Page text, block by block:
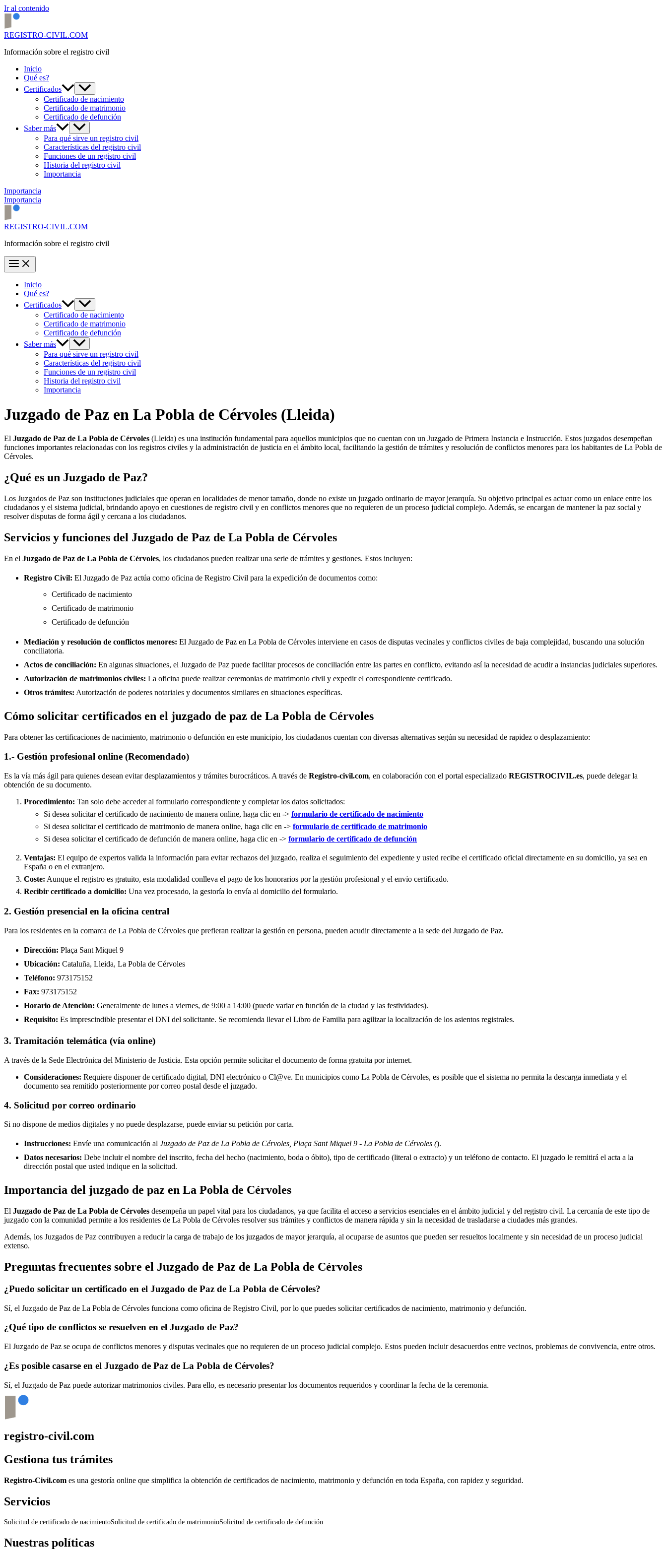
Ir al contenido
REGISTRO-CIVIL.COM
Información sobre el registro civil
Inicio
Qué es?
Certificados
Certificado de nacimiento
Certificado de matrimonio
Certificado de defunción
Saber más
Para qué sirve un registro civil
Características del registro civil
Funciones de un registro civil
Historia del registro civil
Importancia
Importancia
Importancia
REGISTRO-CIVIL.COM
Información sobre el registro civil
Inicio
Qué es?
Certificados
Certificado de nacimiento
Certificado de matrimonio
Certificado de defunción
Saber más
Para qué sirve un registro civil
Características del registro civil
Funciones de un registro civil
Historia del registro civil
Importancia
Juzgado de Paz en La Pobla de Cérvoles (Lleida)
El Juzgado de Paz de La Pobla de Cérvoles (Lleida) es una institución fundamental para aquellos municipios que no cuentan con un Juzgado de Primera Instancia e Instrucción. Estos juzgados desempeñan
funciones importantes relacionadas con los registros civiles y la administración de justicia en el ámbito local, facilitando la gestión de trámites y resolución de conflictos menores para los habitantes de La Pobla de
Cérvoles.
¿Qué es un Juzgado de Paz?
Los Juzgados de Paz son instituciones judiciales que operan en localidades de menor tamaño, donde no existe un juzgado ordinario de mayor jerarquía. Su objetivo principal es actuar como un enlace entre los
ciudadanos y el sistema judicial, brindando apoyo en cuestiones de registro civil y en conflictos menores que no requieren de un proceso judicial complejo. Además, se encargan de mantener la paz social y
resolver disputas de forma ágil y cercana a los ciudadanos.
Servicios y funciones del Juzgado de Paz de La Pobla de Cérvoles
En el Juzgado de Paz de La Pobla de Cérvoles, los ciudadanos pueden realizar una serie de trámites y gestiones. Estos incluyen:
Registro Civil: El Juzgado de Paz actúa como oficina de Registro Civil para la expedición de documentos como:
Certificado de nacimiento
Certificado de matrimonio
Certificado de defunción
Mediación y resolución de conflictos menores: El Juzgado de Paz en La Pobla de Cérvoles interviene en casos de disputas vecinales y conflictos civiles de baja complejidad, buscando una solución
conciliatoria.
Actos de conciliación: En algunas situaciones, el Juzgado de Paz puede facilitar procesos de conciliación entre las partes en conflicto, evitando así la necesidad de acudir a instancias judiciales superiores.
Autorización de matrimonios civiles: La oficina puede realizar ceremonias de matrimonio civil y expedir el correspondiente certificado.
Otros trámites: Autorización de poderes notariales y documentos similares en situaciones específicas.
Cómo solicitar certificados en el juzgado de paz de La Pobla de Cérvoles
Para obtener las certificaciones de nacimiento, matrimonio o defunción en este municipio, los ciudadanos cuentan con diversas alternativas según su necesidad de rapidez o desplazamiento:
1.- Gestión profesional online (Recomendado)
Es la vía más ágil para quienes desean evitar desplazamientos y trámites burocráticos. A través de Registro-civil.com, en colaboración con el portal especializado REGISTROCIVIL.es, puede delegar la
obtención de su documento.
Procedimiento: Tan solo debe acceder al formulario correspondiente y completar los datos solicitados:
Si desea solicitar el certificado de nacimiento de manera online, haga clic en -> formulario de certificado de nacimiento
Si desea solicitar el certificado de matrimonio de manera online, haga clic en -> formulario de certificado de matrimonio
Si desea solicitar el certificado de defunción de manera online, haga clic en -> formulario de certificado de defunción
Ventajas: El equipo de expertos valida la información para evitar rechazos del juzgado, realiza el seguimiento del expediente y usted recibe el certificado oficial directamente en su domicilio, ya sea en
España o en el extranjero.
Coste: Aunque el registro es gratuito, esta modalidad conlleva el pago de los honorarios por la gestión profesional y el envío certificado.
Recibir certificado a domicilio: Una vez procesado, la gestoría lo envía al domicilio del formulario.
2. Gestión presencial en la oficina central
Para los residentes en la comarca de La Pobla de Cérvoles que prefieran realizar la gestión en persona, pueden acudir directamente a la sede del Juzgado de Paz.
Dirección: Plaça Sant Miquel 9
Ubicación: Cataluña, Lleida, La Pobla de Cérvoles
Teléfono: 973175152
Fax: 973175152
Horario de Atención: Generalmente de lunes a viernes, de 9:00 a 14:00 (puede variar en función de la ciudad y las festividades).
Requisito: Es imprescindible presentar el DNI del solicitante. Se recomienda llevar el Libro de Familia para agilizar la localización de los asientos registrales.
3. Tramitación telemática (vía online)
A través de la Sede Electrónica del Ministerio de Justicia. Esta opción permite solicitar el documento de forma gratuita por internet.
Consideraciones: Requiere disponer de certificado digital, DNI electrónico o Cl@ve. En municipios como La Pobla de Cérvoles, es posible que el sistema no permita la descarga inmediata y el
documento sea remitido posteriormente por correo postal desde el juzgado.
4. Solicitud por correo ordinario
Si no dispone de medios digitales y no puede desplazarse, puede enviar su petición por carta.
Instrucciones: Envíe una comunicación al Juzgado de Paz de La Pobla de Cérvoles, Plaça Sant Miquel 9 - La Pobla de Cérvoles ().
Datos necesarios: Debe incluir el nombre del inscrito, fecha del hecho (nacimiento, boda o óbito), tipo de certificado (literal o extracto) y un teléfono de contacto. El juzgado le remitirá el acta a la
dirección postal que usted indique en la solicitud.
Importancia del juzgado de paz en La Pobla de Cérvoles
El Juzgado de Paz de La Pobla de Cérvoles desempeña un papel vital para los ciudadanos, ya que facilita el acceso a servicios esenciales en el ámbito judicial y del registro civil. La cercanía de este tipo de
juzgado con la comunidad permite a los residentes de La Pobla de Cérvoles resolver sus trámites y conflictos de manera rápida y sin la necesidad de trasladarse a ciudades más grandes.
Además, los Juzgados de Paz contribuyen a reducir la carga de trabajo de los juzgados de mayor jerarquía, al ocuparse de asuntos que pueden ser resueltos localmente y sin necesidad de un proceso judicial
extenso.
Preguntas frecuentes sobre el Juzgado de Paz de La Pobla de Cérvoles
¿Puedo solicitar un certificado en el Juzgado de Paz de La Pobla de Cérvoles?
Sí, el Juzgado de Paz de La Pobla de Cérvoles funciona como oficina de Registro Civil, por lo que puedes solicitar certificados de nacimiento, matrimonio y defunción.
¿Qué tipo de conflictos se resuelven en el Juzgado de Paz?
El Juzgado de Paz se ocupa de conflictos menores y disputas vecinales que no requieren de un proceso judicial complejo. Estos pueden incluir desacuerdos entre vecinos, problemas de convivencia, entre otros.
¿Es posible casarse en el Juzgado de Paz de La Pobla de Cérvoles?
Sí, el Juzgado de Paz puede autorizar matrimonios civiles. Para ello, es necesario presentar los documentos requeridos y coordinar la fecha de la ceremonia.
registro-civil.com
Gestiona tus trámites
Registro-Civil.com es una gestoría online que simplifica la obtención de certificados de nacimiento, matrimonio y defunción en toda España, con rapidez y seguridad.
Servicios
Solicitud de certificado de nacimientoSolicitud de certificado de matrimonioSolicitud de certificado de defunción
Nuestras políticas